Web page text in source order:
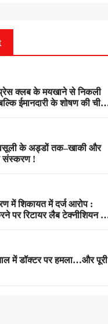
क्लब के मयखाने से निकली
ईमानदारी के शोषण की चीख
वसूली के अड्डों तक–खाकी और
संस्करण !
में शिकायत में दर्ज आरोप :
पर रिटायर लैब टेक्नीशियन ने
में डॉक्टर पर हमला…और पूरी